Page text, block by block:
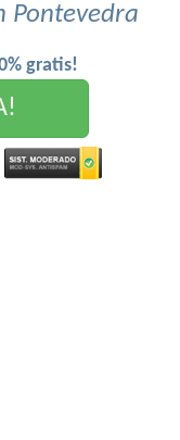
Pontevedra
gratis!